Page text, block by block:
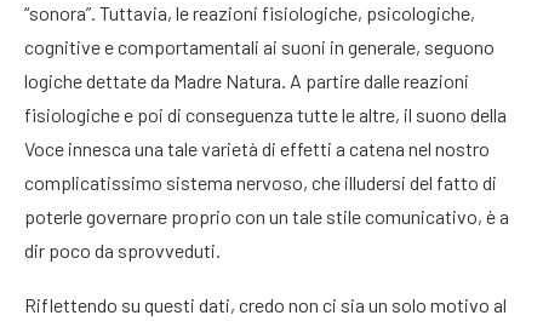
“sonora”. Tuttavia, le reazioni fisiologiche, psicologiche,
cognitive e comportamentali ai suoni in generale, seguono
logiche dettate da Madre Natura. A partire dalle reazioni
fisiologiche e poi di conseguenza tutte le altre, il suono della
Voce innesca una tale varietà di effetti a catena nel nostro
complicatissimo sistema nervoso, che illudersi del fatto di
poterle governare proprio con un tale stile comunicativo, è a
dir poco da sprovveduti.
Riflettendo su questi dati, credo non ci sia un solo motivo al